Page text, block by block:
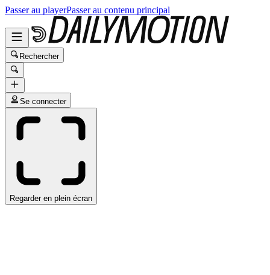
Passer au playerPasser au contenu principal
Rechercher
Se connecter
Regarder en plein écran